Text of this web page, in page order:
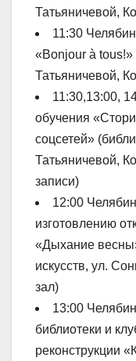
Татьяничевой,
11:30
«Bonjour à
Татьяничевой,
11:30,13:00,
обучения
соцсетей»
Татьяничевой,
записи)
12:00
изготовлению
«Дыхание
искусств, ул.
зал)
13:00
библиотеки и
реконструкции